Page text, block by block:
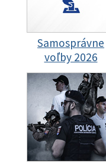
Samosprávne
voľby 2026